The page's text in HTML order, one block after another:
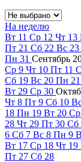
На неделю
Вт 11 Ср 12 Чт 13
Пт 21 Сб 22 Вс 23
Пн 31 Сентябрь
Ср 9 Чт 10 Пт 11
Сб 19 Вс 20 Пн 21
Вт 29 Ср 30
Чт 8 Пт 9 Сб 10
18 Пн 19 Вт 20 Ср
28 Чт 29 Пт 30 Сб
6 Сб 7 Вс 8 Пн 9
Вт 17 Ср 18 Чт 19
Пт 27 Сб 28